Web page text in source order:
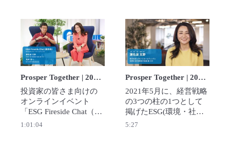
します。
Play video Prosper Together | 2022年6月 ESG
Prosper Together | 2022年6月 ESG Fireside Chat（座談会）
投資家の皆さま向けの
オンラインイベント
「ESG Fireside Chat（座
談会）」を開催しまし
1:01:04
Play video
Prosper Together | 2022年5月 2021年度の進捗報告
2021年5月に、経営戦略
の3つの柱の1つとして
掲げたESG(環境・社
会・ガバナンス)の目標
5:27